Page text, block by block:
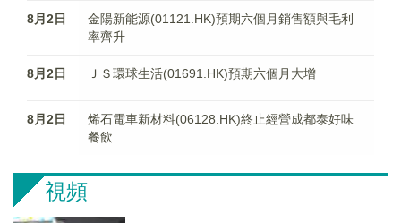
8月2日
金陽新能源(01121.HK)預期六個月銷售額與毛利
率齊升
8月2日 ＪＳ環球生活(01691.HK)預期六個月大增
8月2日
烯石電車新材料(06128.HK)終止經營成都泰好味
餐飲
視頻